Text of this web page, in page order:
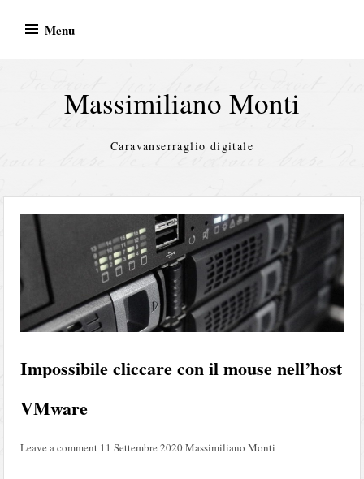
Menu
Massimiliano Monti
Caravanserraglio digitale
Impossibile cliccare con il mouse nell’host
VMware
Leave a comment 11 Settembre 2020Massimiliano Monti